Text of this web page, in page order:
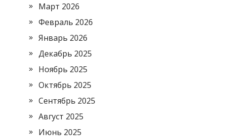
Март 2026
Февраль 2026
Январь 2026
Декабрь 2025
Ноябрь 2025
Октябрь 2025
Сентябрь 2025
Август 2025
Июнь 2025